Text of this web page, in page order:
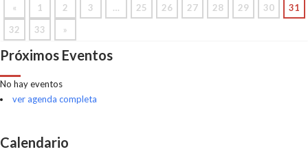
« 1 2 3 … 25 26 27 28 29 30
31
32
33 »
Próximos Eventos
No hay eventos
ver agenda completa
Calendario